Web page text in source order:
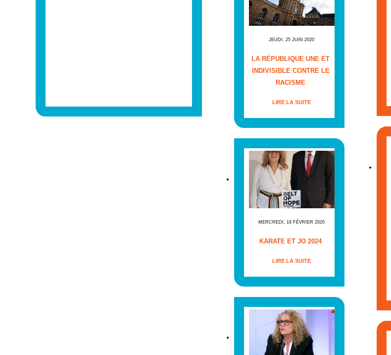
JEUDI, 25 JUIN 2020
LA RÉPUBLIQUE UNE ET
INDIVISIBLE CONTRE LE
RACISME
LIRE LA SUITE
MERCREDI, 19 FÉVRIER 2020
KARATE ET JO 2024
LIRE LA SUITE